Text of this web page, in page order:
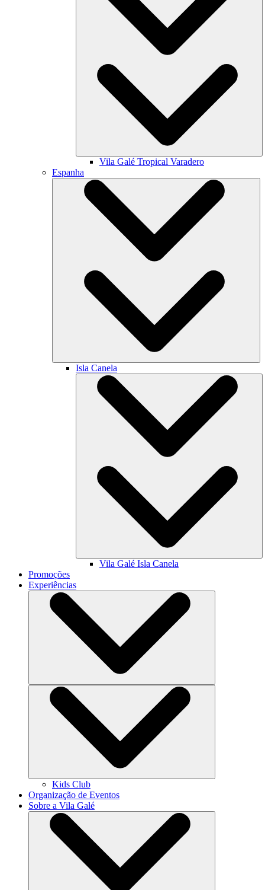
Vila Galé Tropical Varadero
Espanha
Isla Canela
Vila Galé Isla Canela
Promoções
Experiências
Kids Club
Organização de Eventos
Sobre a Vila Galé